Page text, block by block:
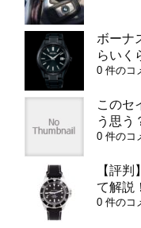
ボーナ
らいく
0 件のコ
このセ
う思う
0 件のコ
【評
て解説！
0 件のコ